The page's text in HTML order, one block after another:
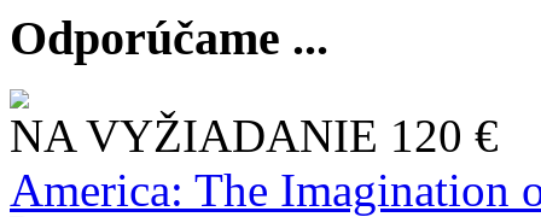
Odporúčame ...
NA VYŽIADANIE 120 €
America: The Imagination